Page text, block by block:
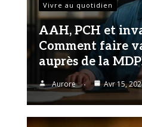
Vivre au quotidien
AAH, PCH et
Comment faire
auprès de la
Aurore Avr 15,